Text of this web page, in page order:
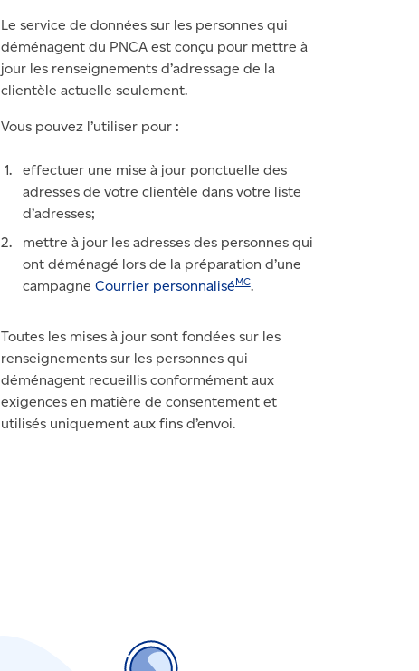
Le service de données sur les personnes qui
déménagent du PNCA est conçu pour mettre à
jour les renseignements d’adressage de la
clientèle actuelle seulement.
Vous pouvez l’utiliser pour :
effectuer une mise à jour ponctuelle des
adresses de votre clientèle dans votre liste
d’adresses;
mettre à jour les adresses des personnes qui
ont déménagé lors de la préparation d’une
campagne Courrier personnaliséMC.
Toutes les mises à jour sont fondées sur les
renseignements sur les personnes qui
déménagent recueillis conformément aux
exigences en matière de consentement et
utilisés uniquement aux fins d’envoi.